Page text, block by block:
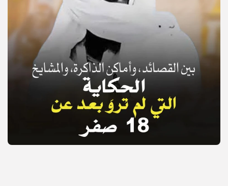
© Copyright 2025, APS